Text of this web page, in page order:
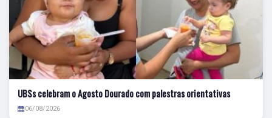
UBSs celebram o Agosto Dourado com palestras orientativas
06/08/2026